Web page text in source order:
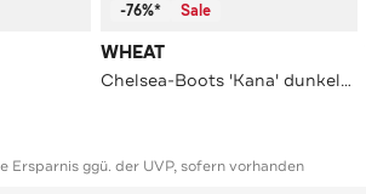
-76%* Sale
WHEAT
Chelsea-Boots 'Kana' dunkelbraun
ggü. der UVP, sofern vorhanden